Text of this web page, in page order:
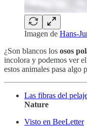
Imagen de Hans-
¿Son blancos los osos
incolora y podemos ver
estos animales pasa algo
Las fibras del
Nature
Visto en BeeLetter